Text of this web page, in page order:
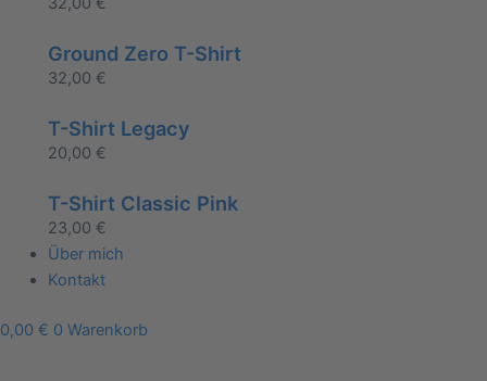
Ground Zero T-Shirt
32,00 €
T-Shirt Legacy
20,00 €
T-Shirt Classic Pink
23,00 €
Über mich
Kontakt
0,00 € 0 Warenkorb